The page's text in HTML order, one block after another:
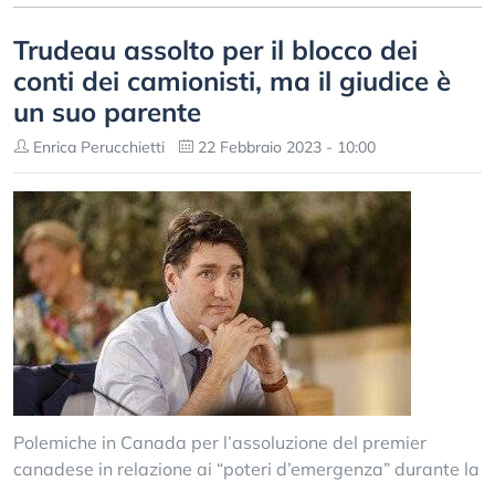
Trudeau assolto per il blocco dei
conti dei camionisti, ma il giudice è
un suo parente
Enrica Perucchietti 22 Febbraio 2023 - 10:00
Polemiche in Canada per l’assoluzione del premier
canadese in relazione ai “poteri d’emergenza” durante la